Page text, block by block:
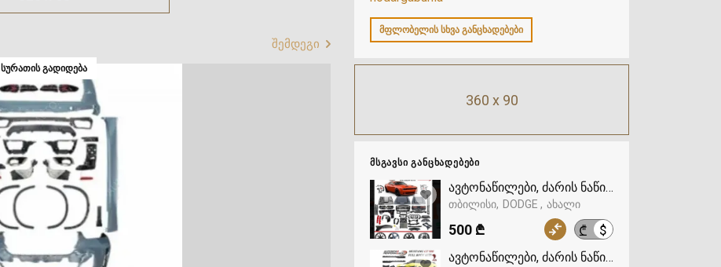
ᲛᲤᲚᲝᲑᲔᲚᲘᲡ ᲡᲮᲕᲐ ᲒᲐᲜᲪᲮᲐᲓᲔᲑᲔᲑᲘ
360 x 90
ᲛᲡᲒᲐᲕᲡᲘ ᲒᲐᲜᲪᲮᲐᲓᲔᲑᲔᲑᲘ
ავტონაწილები, ძარის ნაწილები, ბოდი კიტი,
თბილისი DODGE ახალი
₾ $
500 ₾
ავტონაწილები, ძარის ნაწილები, ბოდი კიტი,
შემდეგი
ᲡᲣᲠᲐᲗᲘᲡ ᲒᲐᲓᲘᲓᲔᲑᲐ